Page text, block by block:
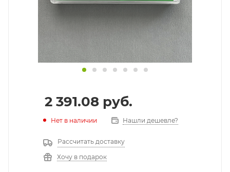
2 391.08 руб.
Нет в наличии Нашли дешевле?
Рассчитать доставку
Хочу в подарок